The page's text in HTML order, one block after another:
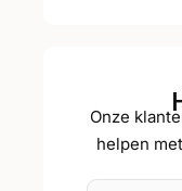
Onze
helpen